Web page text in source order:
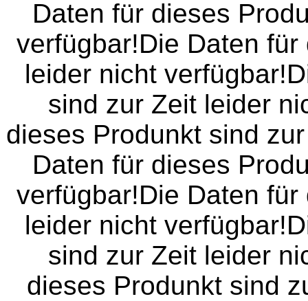
Daten für dieses
verfügbar!Die Daten
leider nicht
sind zur Zeit leider
dieses Produnkt sind
Daten für dieses
verfügbar!Die Daten
leider nicht
sind zur Zeit leider
dieses Produnkt sind